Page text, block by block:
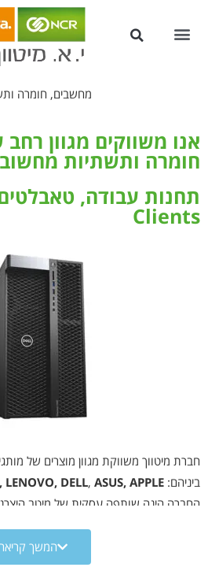
מחשבים, חומרה
אנו משווקים מגוון
חומרה ותשתיות
Clients
חברת מיטווך משווקת מגוון מוצרים של
ביניהם:
LENOVO, DELL, ASUS, APPLE
החברה הינה שותפה עסקית של מיטב
מותאמות לצרכים המיוחדים של כל לקוח
תחנות העבודה מותאמות באופן ממוקד
המשך